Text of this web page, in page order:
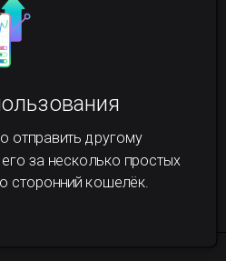
отправить другому
за несколько простых
сторонний кошелёк.